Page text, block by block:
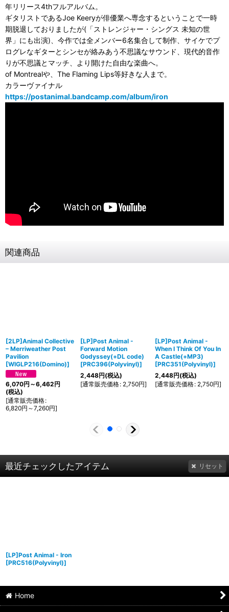
年リリース4thフルアルバム。
ギタリストであるJoe Keeryが俳優業へ専念するということで一時
期脱退しておりましたが(「ストレンジャー・シングス 未知の世
界」にも出演)、今作では全メンバー6名集合して制作、サイケでプ
ログレなギターとシンセが絡みあう不思議なサウンド、現代的音作
りが不思議とマッチ、より開けた自由な楽曲へ。
of Montrealや、The Flaming Lips等好きな人まで。
カラーヴァイナル
https://postanimal.bandcamp.com/album/iron
関連商品
[2LP]Animal Collective
‎– Merriweather Post
Pavilion
[WIGLP216(Domino)]
6,070円 ～6,462円
(税込)
[通常販売価格:
6,820円 ～7,260円]
[LP]Post Animal -
Forward Motion
Godyssey(+DL code)
[PRC396(Polyvinyl)]
2,448円(税込)
[通常販売価格: 2,750円]
[LP]Post Animal -
When I Think Of You In
A Castle(+MP3)
[PRC351(Polyvinyl)]
2,448円(税込)
[通常販売価格: 2,750円]
最近チェックしたアイテム リセット
[LP]Post Animal - Iron
[PRC516(Polyvinyl)]
Home